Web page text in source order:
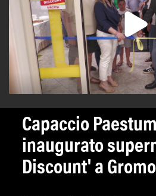
Capaccio
inaugurato
Discount' a